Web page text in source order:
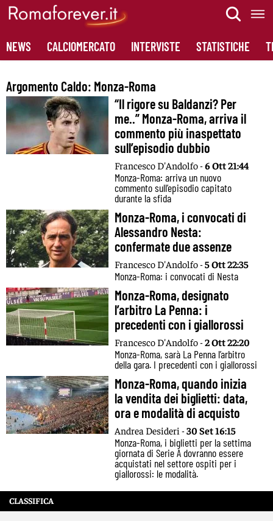
Skip
content
NEWS CALCIOMERCATO INTERVISTE STATISTICHE
Argomento Caldo: Monza-Roma
“Il rigore su Baldanzi? Per
me..” Monza-Roma, arriva il
commento più inaspettato
sull’episodio dubbio
Francesco D'Andolfo -6 Ott 21:44
Monza-Roma: arriva un nuovo
commento sull’episodio capitato
durante la sfida
Monza-Roma, i convocati di
Alessandro Nesta:
confermate due assenze
Francesco D'Andolfo -5 Ott 22:35
Monza-Roma: i convocati di Nesta
Monza-Roma, designato
l’arbitro La Penna: i
precedenti con i giallorossi
Francesco D'Andolfo -2 Ott 22:20
Monza-Roma, sarà La Penna l’arbitro
della gara. I precedenti con i giallorossi
Monza-Roma, quando inizia
la vendita dei biglietti: data,
ora e modalità di acquisto
Andrea Desideri -30 Set 16:15
Monza-Roma, i biglietti per la settima
giornata di Serie A dovranno essere
acquistati nel settore ospiti per i
giallorossi: le modalità.
CLASSIFICA